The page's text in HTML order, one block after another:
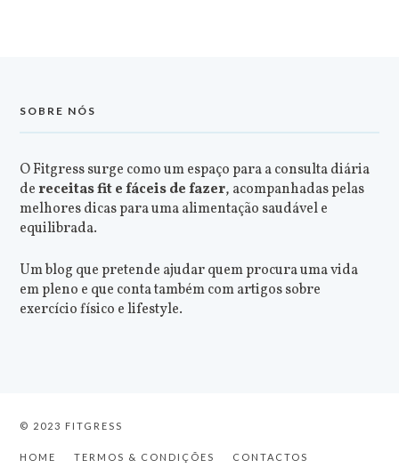
SOBRE NÓS
O Fitgress surge como um espaço para a consulta diária
dereceitas fit e fáceis de fazer, acompanhadas pelas
melhores dicas para uma alimentação saudável e
equilibrada.
Um blog que pretende ajudar quem procura uma vida
em pleno e que conta também com artigos sobre
exercício físico e lifestyle.
© 2023 FITGRESS
HOME TERMOS & CONDIÇÕES CONTACTOS